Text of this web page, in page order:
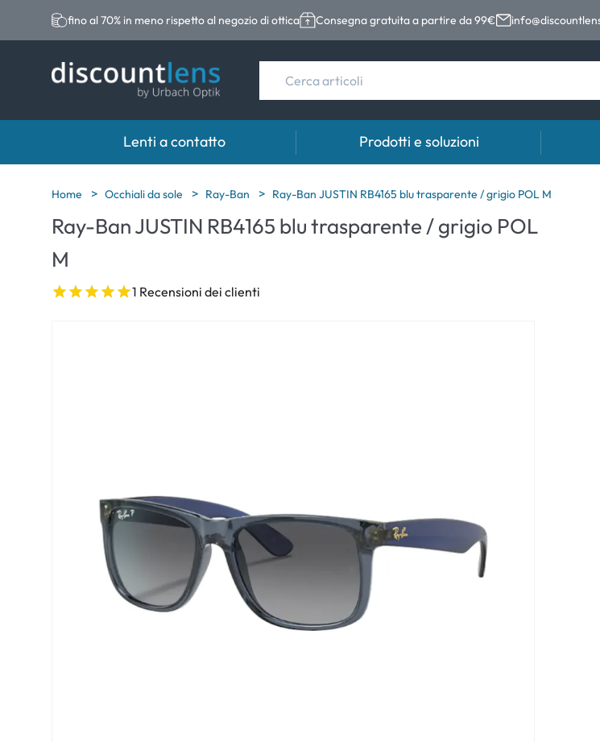
fino al 70% in meno rispetto al negozio di ottica Consegna gratuita a partire da 99€
Lenti a contatto
Marche
Acuvue
Biotrue
Ultra
Proclear
Categoria
Lenti sferiche
Lenti multifocali
Tempo di usura
Lenti giornaliere
Prodotti e soluzioni
Marche
Eversee
Soluzioni
Soluzioni per
Home Occhiali da sole Ray-Ban Ray-Ban JUSTIN RB4165 blu trasparente / grigio POL M
Ray-Ban JUSTIN RB4165 blu trasparente / grigio POL
M
1 Recensioni dei clienti